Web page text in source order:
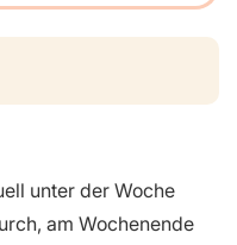
unter der Woche
am Wochenende